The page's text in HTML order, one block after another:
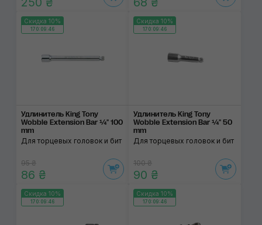
Скидка 10%
170:09:46
Удлинитель King Tony
Wobble Extension Bar ¼" 100
mm
Для торцевых головок и бит
95 ₴
86 ₴
Скидка 10%
170:09:46
Удлинитель King Tony
Wobble Extension Bar ¼" 50
mm
Для торцевых головок и бит
100 ₴
90 ₴
Скидка 10%
170:09:46
Скидка 10%
170:09:46